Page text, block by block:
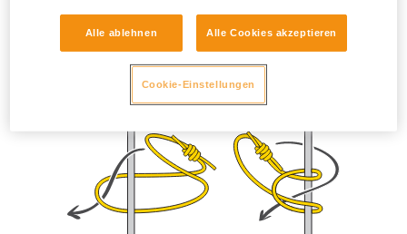
Prusik
Alle ablehnen Alle Cookies akzeptieren
Cookie-Einstellungen